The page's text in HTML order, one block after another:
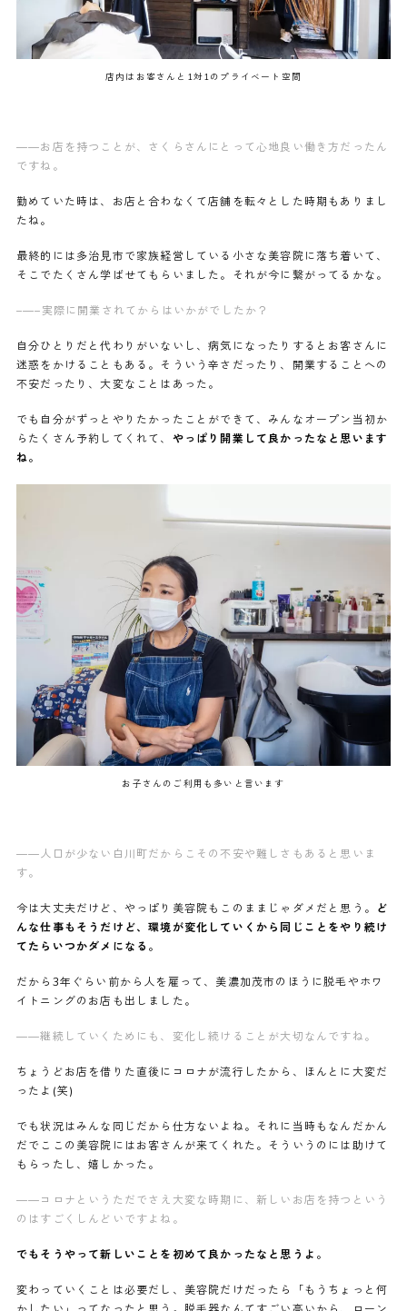
店内はお客さんと1対1のプライベート空間
——お店を持つことが、さくらさんにとって心地良い働き方だったん
ですね。
勤めていた時は、お店と合わなくて店舗を転々とした時期もありまし
たね。
最終的には多治見市で家族経営している小さな美容院に落ち着いて、
そこでたくさん学ばせてもらいました。それが今に繋がってるかな。
–—–実際に開業されてからはいかがでしたか？
自分ひとりだと代わりがいないし、病気になったりするとお客さんに
迷惑をかけることもある。そういう辛さだったり、開業することへの
不安だったり、大変なことはあった。
でも自分がずっとやりたかったことができて、みんなオープン当初か
らたくさん予約してくれて、 やっぱり開業して良かったなと思います
ね。
お子さんのご利用も多いと言います
——人口が少ない白川町だからこその不安や難しさもあると思いま
す。
今は大丈夫だけど、やっぱり美容院もこのままじゃダメだと思う。
ど
んな仕事もそうだけど、環境が変化していくから同じことをやり続け
てたらいつかダメになる。
だから3年ぐらい前から人を雇って、美濃加茂市のほうに脱毛やホワ
イトニングのお店も出しました。
——継続していくためにも、変化し続けることが大切なんですね。
ちょうどお店を借りた直後にコロナが流行したから、ほんとに大変だ
ったよ(笑)
でも状況はみんな同じだから仕方ないよね。それに当時もなんだかん
だでここの美容院にはお客さんが来てくれた。そういうのには助けて
もらったし、嬉しかった。
——コロナというただでさえ大変な時期に、新しいお店を持つという
のはすごくしんどいですよね。
でもそうやって新しいことを初めて良かったなと思うよ。
変わっていくことは必要だし、美容院だけだったら「もうちょっと何